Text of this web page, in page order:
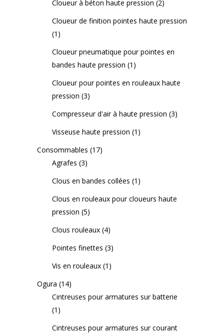
Cloueur à béton haute pression (2)
Cloueur de finition pointes haute pression
(1)
Cloueur pneumatique pour pointes en
bandes haute pression (1)
Cloueur pour pointes en rouleaux haute
pression (3)
Compresseur d'air à haute pression (3)
Visseuse haute pression (1)
Consommables (17)
Agrafes (3)
Clous en bandes collées (1)
Clous en rouleaux pour cloueurs haute
pression (5)
Clous rouleaux (4)
Pointes finettes (3)
Vis en rouleaux (1)
Ogura (14)
Cintreuses pour armatures sur batterie
(1)
Cintreuses pour armatures sur courant